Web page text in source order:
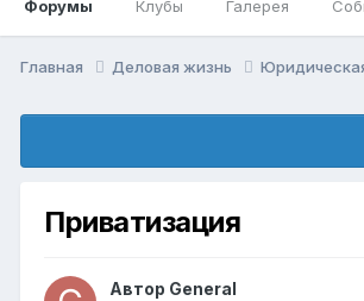
Форумы Клубы Галерея
Главная Деловая жизнь
Приватизация
Автор General